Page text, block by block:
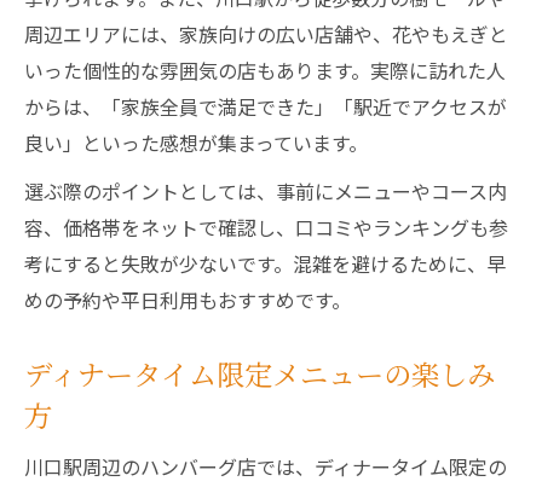
周辺エリアには、家族向けの広い店舗や、花やもえぎと
いった個性的な雰囲気の店もあります。実際に訪れた人
からは、「家族全員で満足できた」「駅近でアクセスが
良い」といった感想が集まっています。
選ぶ際のポイントとしては、事前にメニューやコース内
容、価格帯をネットで確認し、口コミやランキングも参
考にすると失敗が少ないです。混雑を避けるために、早
めの予約や平日利用もおすすめです。
ディナータイム限定メニューの楽しみ
方
川口駅周辺のハンバーグ店では、ディナータイム限定の